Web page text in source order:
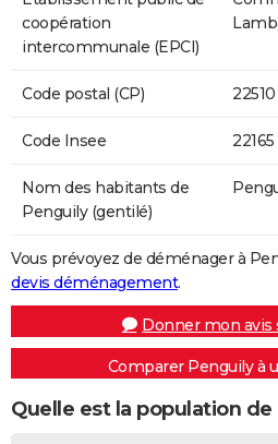
coopération
intercommunale (EPCI)
Code postal (CP) 22510
Code Insee 22165
Nom des habitants de
Penguily (gentilé)
Vous prévoyez de déménager à
devis déménagement.
Donner mon avis
Comparer Penguily à
Quelle est la population de